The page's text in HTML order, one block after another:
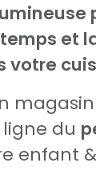
et
votre
du
enfant